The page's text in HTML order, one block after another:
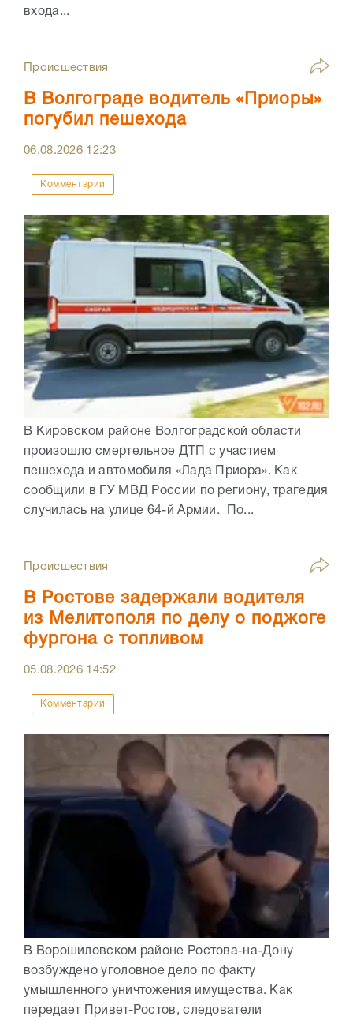
входа...
Происшествия
В Волгограде водитель «Приоры»
погубил пешехода
06.08.2026 12:23
Комментарии
В Кировском районе Волгоградской области
произошло смертельное ДТП с участием
пешехода и автомобиля «Лада Приора». Как
сообщили в ГУ МВД России по региону, трагедия
случилась на улице 64-й Армии. По...
Происшествия
В Ростове задержали водителя
из Мелитополя по делу о поджоге
фургона с топливом
05.08.2026 14:52
Комментарии
В Ворошиловском районе Ростова-на-Дону
возбуждено уголовное дело по факту
умышленного уничтожения имущества. Как
передает Привет-Ростов, следователи